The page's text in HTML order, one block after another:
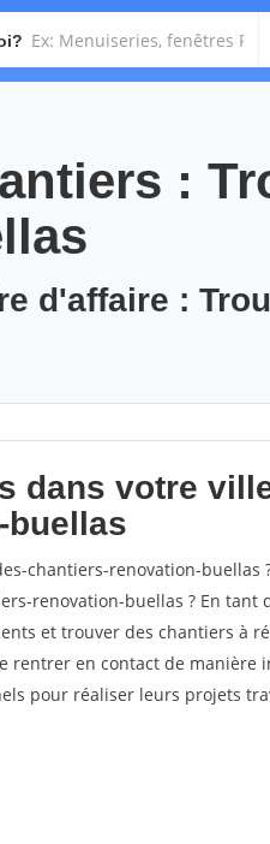
:
d'affaire :
dans votre
buellas
chantiers-renovation-buellas
renovation-buellas ? En
et trouver des chantiers à
rentrer en contact de manière
pour réaliser leurs projets